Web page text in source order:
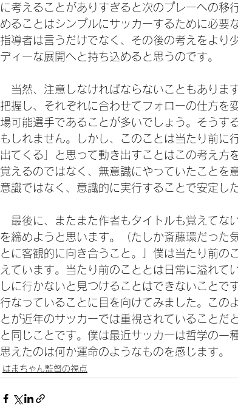
に考えることがありすぎると次のプレーへの移
めることはシンプルにサッカーするために必要
指導者は言うだけでなく、その後の考えをより
ディーな展開へと持ち込めると思うのです。
当然、注意しなければならないこともありま
把握し、それぞれに合わせてフォローの仕方を
場可能選手であることが多いでしょう。そうす
もしれません。しかし、このことは当たり前に
出てくる」と思って動き出すことはこの考え方
覚えるのではなく、無意識にやっていたことを
意識ではなく、意識的に実行することで安定し
最後に、またまた作者もタイトルも覚えてな
を締めようと思います。（たしか斎藤環だった
とに客観的に向き合うこと。」僕は当たり前の
えています。当たり前のこととは日常に溢れて
しに行かないと見つけることはできないことで
行なっていることに目を向けてみました。この
とが近年のサッカーでは重視されていることだ
と同じことです。僕は最近サッカーは哲学の一
思えたのは何か運命のようなものを感じます。
はまちゃん監督の視点